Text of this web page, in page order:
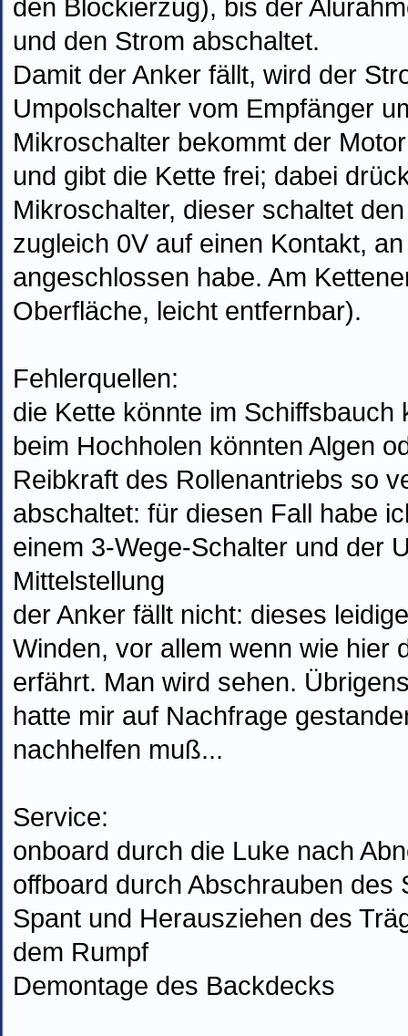
den Blockierzug), bis der
und den Strom abschaltet.
Damit der Anker fällt, wird der
Umpolschalter vom Empfänger
Mikroschalter bekommt der
und gibt die Kette frei; dabei
Mikroschalter, dieser schaltet
zugleich 0V auf einen Kontakt,
angeschlossen habe. Am
Oberfläche, leicht entfernbar).
Fehlerquellen:
die Kette könnte im
beim Hochholen könnten Algen
Reibkraft des Rollenantriebs so
abschaltet: für diesen Fall habe
einem 3-Wege-Schalter und der
Mittelstellung
der Anker fällt nicht: dieses
Winden, vor allem wenn wie hier
erfährt. Man wird sehen.
hatte mir auf Nachfrage
nachhelfen muß...
Service:
onboard durch die Luke nach
offboard durch Abschrauben
Spant und Herausziehen des
dem Rumpf
Demontage des Backdecks